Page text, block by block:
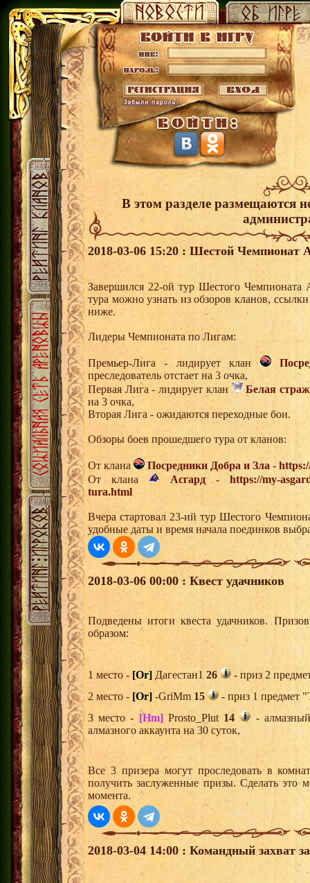
В этом разделе размещаются
2018-03-06 15:20 : Шестой Чемпионат
Завершился 22-ой тур Шестого
тура можно узнать из обзоров кланов,
ниже.
Лидеры Чемпионата по Лигам:
Премьер-Лига - лидирует клан
преследователь отстает на 3 очка,
Первая Лига - лидирует клан
Белая
на 3 очка,
Вторая Лига - ожидаются переходные бои.
Обзоры боев прошедшего тура от кланов:
От клана Посредники Добра и Зла -
От клана
Асгард- https://my-
tura.html
Вчера стартовал 23-ий тур Шестого
удобные даты и время начала поединков
2018-03-06 00:00 : Квест удачников
Подведены итоги квеста удачников.
образом:
1 место - [Or] Дагестан1 26
- приз 2
2 место - [Or] -GriMm 15
- приз 1 предмет
3 место - [Hm]Prosto_Plut 14
-
алмазного аккаунта на 30 суток,
Все 3 призера могут проследовать в
получить заслуженные призы. Сделать это
момента.
2018-03-04 14:00 : Командный захват